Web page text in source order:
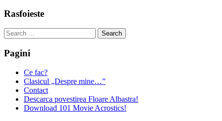
Rasfoieste
Search
for:
Pagini
Ce fac?
Clasicul „Despre mine…”
Contact
Descarca povestirea Floare Albastra!
Download 101 Movie Acrostics!